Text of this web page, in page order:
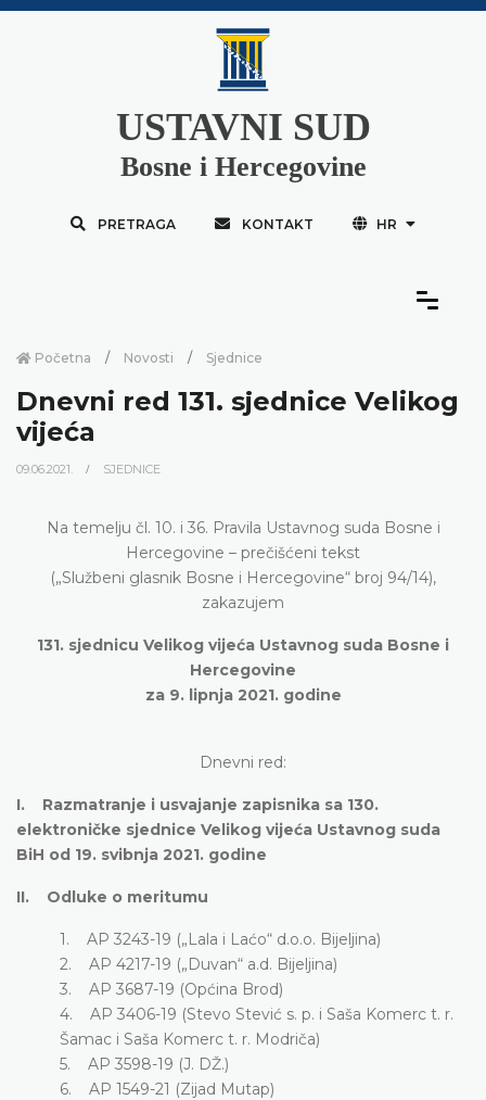
USTAVNI SUD
Bosne i Hercegovine
PRETRAGA KONTAKT HR
Početna Novosti Sjednice
Dnevni red 131. sjednice Velikog
vijeća
09.06.2021. SJEDNICE
Na temelju čl. 10. i 36. Pravila Ustavnog suda Bosne i
Hercegovine – prečišćeni tekst
(„Službeni glasnik Bosne i Hercegovine“ broj 94/14),
zakazujem
131. sjednicu Velikog vijeća Ustavnog suda Bosne i
Hercegovine
za 9. lipnja 2021. godine
Dnevni red:
I. Razmatranje i usvajanje zapisnika sa 130.
elektroničke sjednice Velikog vijeća Ustavnog suda
BiH od 19. svibnja 2021. godine
II. Odluke o meritumu
1. AP 3243-19 („Lala i Laćo“ d.o.o. Bijeljina)
2. AP 4217-19 („Duvan“ a.d. Bijeljina)
3. AP 3687-19 (Općina Brod)
4. AP 3406-19 (Stevo Stević s. p. i Saša Komerc t. r.
Šamac i Saša Komerc t. r. Modriča)
5. AP 3598-19 (J. DŽ.)
6. AP 1549-21 (Zijad Mutap)